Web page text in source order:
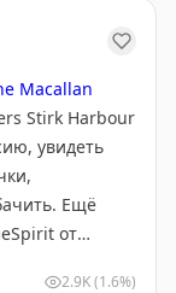
Macallan
Stirk Harbour
увидеть
Ещё
от
2.9K(1.6%)